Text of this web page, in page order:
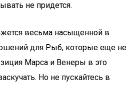
не придется.
весьма насыщенной в
для Рыб, которые еще не
Марса и Венеры в это
Но не пускайтесь в